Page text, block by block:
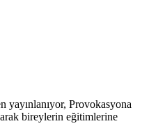
yayınlanıyor, Provokasyona
bireylerin eğitimlerine